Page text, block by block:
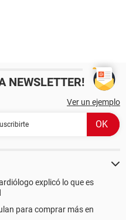
NEWSLETTER!
Ver un ejemplo
explicó lo que es
para comprar más en